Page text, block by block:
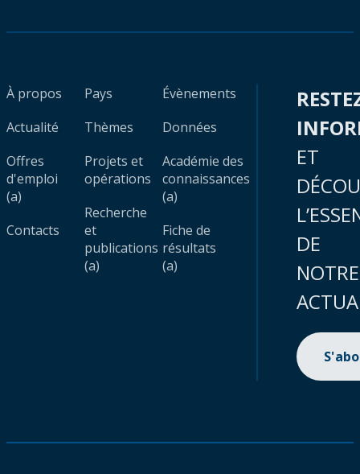
À propos
Actualité
Offres
d'emploi
(a)
Contacts
Pays
Thèmes
Projets et
opérations
Recherche
et
publications
(a)
Évènements
Données
Académie des
connaissances
(a)
Fiche de
résultats
(a)
ET
DE
NOTRE